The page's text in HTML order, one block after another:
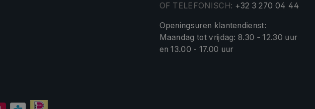
OF TELEFONISCH: +32 3 270 04 44
Openingsuren klantendienst:
Maandag tot vrijdag: 8.30 - 12.30 uur
en 13.00 - 17.00 uur